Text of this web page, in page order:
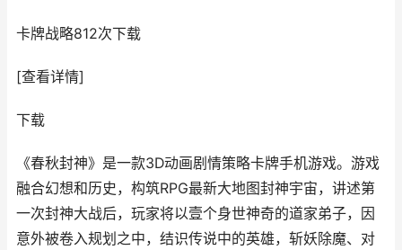
卡牌战略812次下载
[查看详情]
下载
《春秋封神》是一款3D动画剧情策略卡牌手机游戏。游戏
融合幻想和历史，构筑RPG最新大地图封神宇宙，讲述第
一次封神大战后，玩家将以壹个身世神奇的道家弟子，因
意外被卷入规划之中，结识传说中的英雄，斩妖除魔、对